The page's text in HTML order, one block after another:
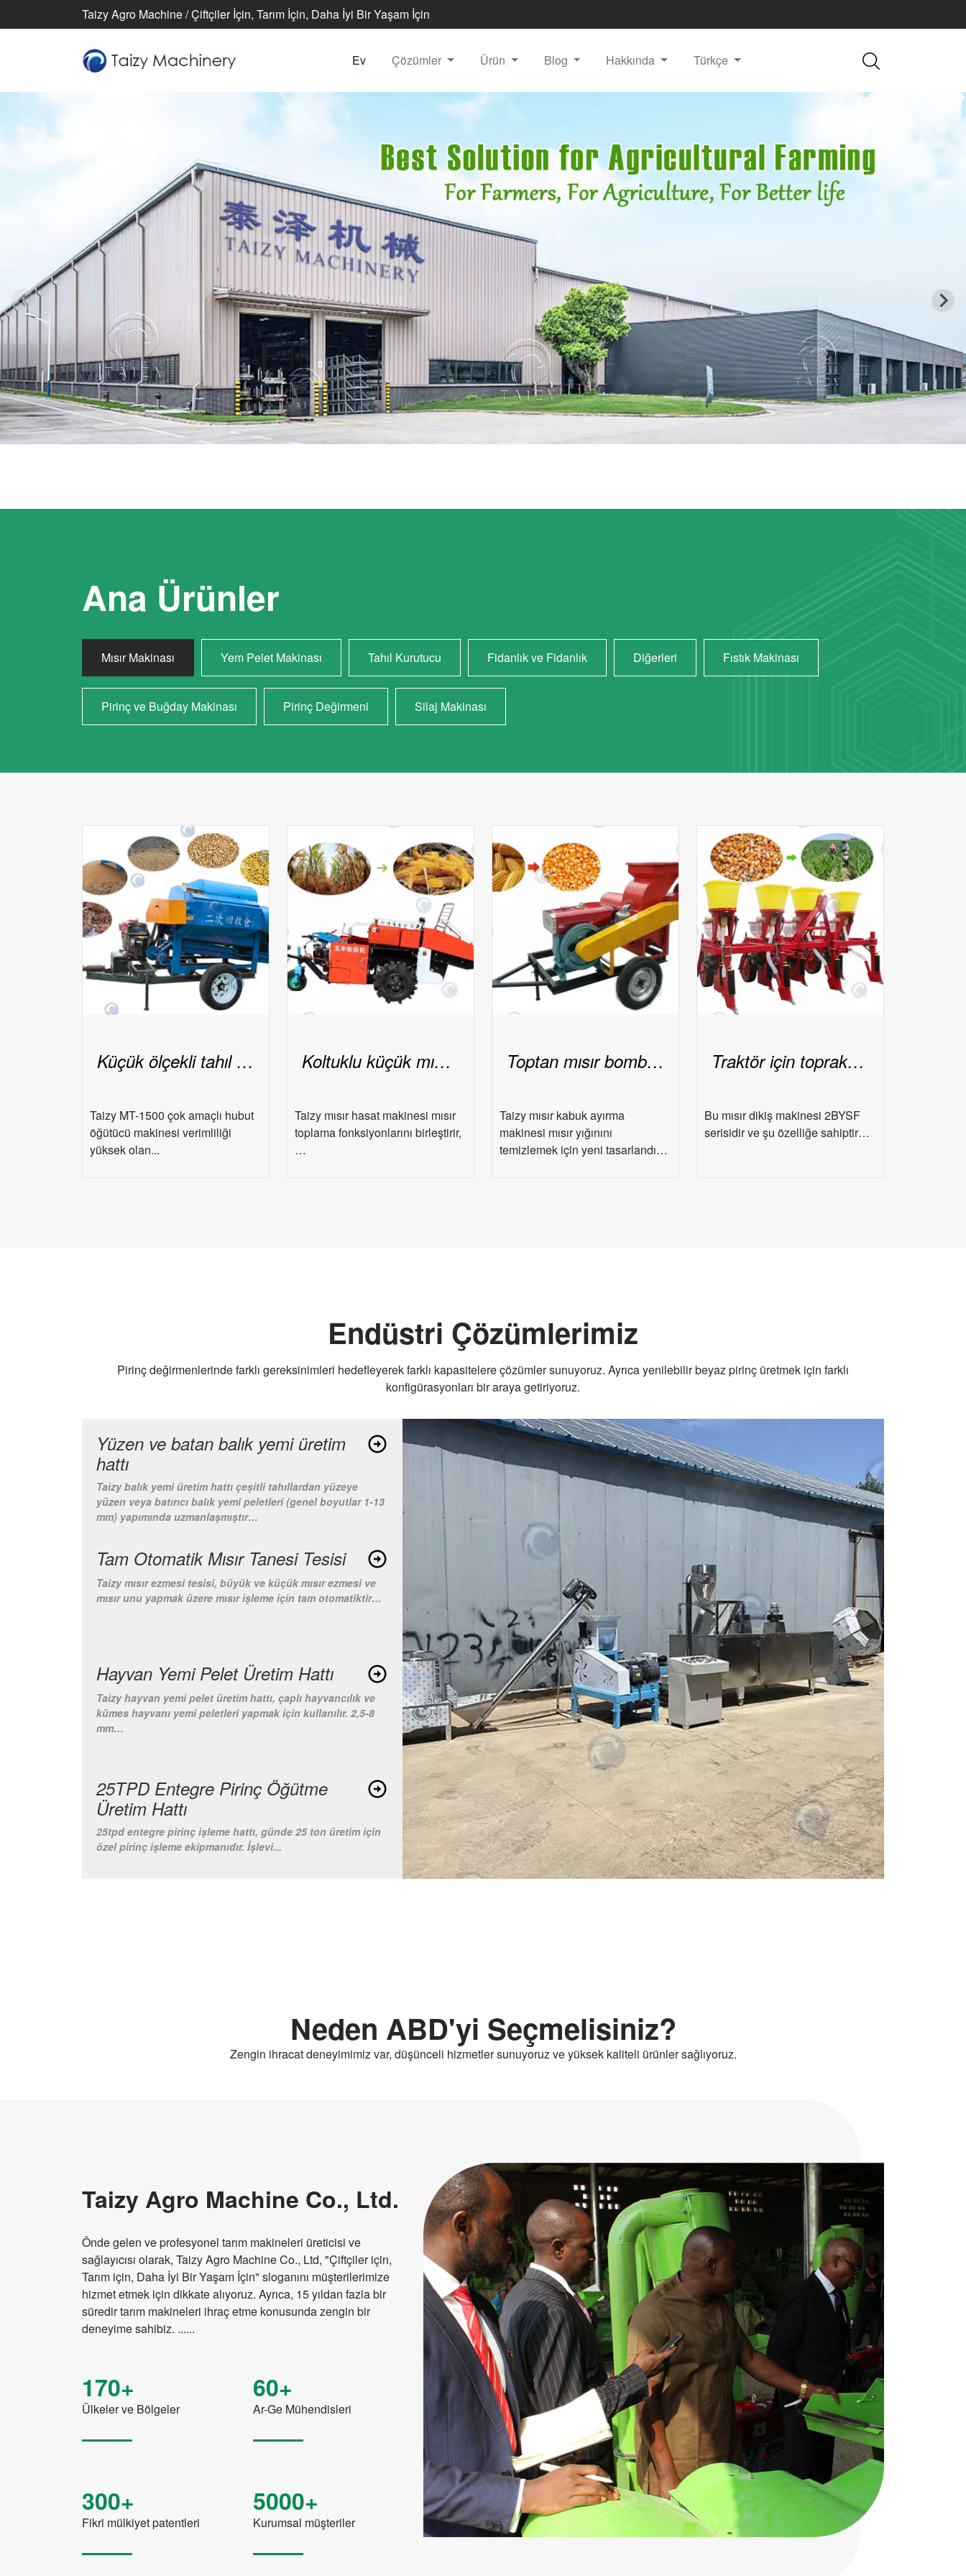
Taizy Agro Machine / Çiftçiler İçin, Tarım İçin, Daha İyi Bir Yaşam İçin
Ev Çözümler Ürün Blog Hakkında Türkçe
Ana Ürünler
Mısır Makinası Yem Pelet Makinası Tahıl Kurutucu Fidanlık ve Fidanlık Diğerleri Fıstık Makinası
Pirinç ve Buğday Makinası Pirinç Değirmeni Silaj Makinası
Küçük ölçekli tahıl tırmık makinesi
Taizy MT-1500 çok amaçlı hubut
öğütücü makinesi verimliliği
yüksek olan...
Koltuklu küçük mısır hasat makinesi
Taizy mısır hasat makinesi mısır
toplama fonksiyonlarını birleştirir,
…
Toptan mısır bombardımanı makinesi
Taizy mısır kabuk ayırma
makinesi mısır yığınını
temizlemek için yeni tasarlandı…
Traktör için toprak işlemesiz mısır ekme makinesi
Bu mısır dikiş makinesi 2BYSF
serisidir ve şu özelliğe sahiptir…
Endüstri Çözümlerimiz
Pirinç değirmenlerinde farklı gereksinimleri hedefleyerek farklı kapasitelere çözümler sunuyoruz. Ayrıca yenilebilir beyaz pirinç üretmek için farklı
konfigürasyonları bir araya getiriyoruz.
Yüzen ve batan balık yemi üretim
hattı
Taizy balık yemi üretim hattı çeşitli tahıllardan yüzeye
yüzen veya batırıcı balık yemi peletleri (genel boyutlar 1-13
mm) yapımında uzmanlaşmıştır…
Tam Otomatik Mısır Tanesi Tesisi
Taizy mısır ezmesi tesisi, büyük ve küçük mısır ezmesi ve
mısır unu yapmak üzere mısır işleme için tam otomatiktir…
Hayvan Yemi Pelet Üretim Hattı
Taizy hayvan yemi pelet üretim hattı, çaplı hayvancılık ve
kümes hayvanı yemi peletleri yapmak için kullanılır. 2,5-8
mm…
25TPD Entegre Pirinç Öğütme
Üretim Hattı
25tpd entegre pirinç işleme hattı, günde 25 ton üretim için
özel pirinç işleme ekipmanıdır. İşlevi...
Neden ABD'yi Seçmelisiniz?
Zengin ihracat deneyimimiz var, düşünceli hizmetler sunuyoruz ve yüksek kaliteli ürünler sağlıyoruz.
Taizy Agro Machine Co., Ltd.
Önde gelen ve profesyonel tarım makineleri üreticisi ve
sağlayıcısı olarak, Taizy Agro Machine Co., Ltd, "Çiftçiler için,
Tarım için, Daha İyi Bir Yaşam İçin" sloganını müşterilerimize
hizmet etmek için dikkate alıyoruz. Ayrıca, 15 yıldan fazla bir
süredir tarım makineleri ihraç etme konusunda zengin bir
deneyime sahibiz. ......
170+
Ülkeler ve Bölgeler
60+
Ar-Ge Mühendisleri
300+
Fikri mülkiyet patentleri
5000+
Kurumsal müşteriler